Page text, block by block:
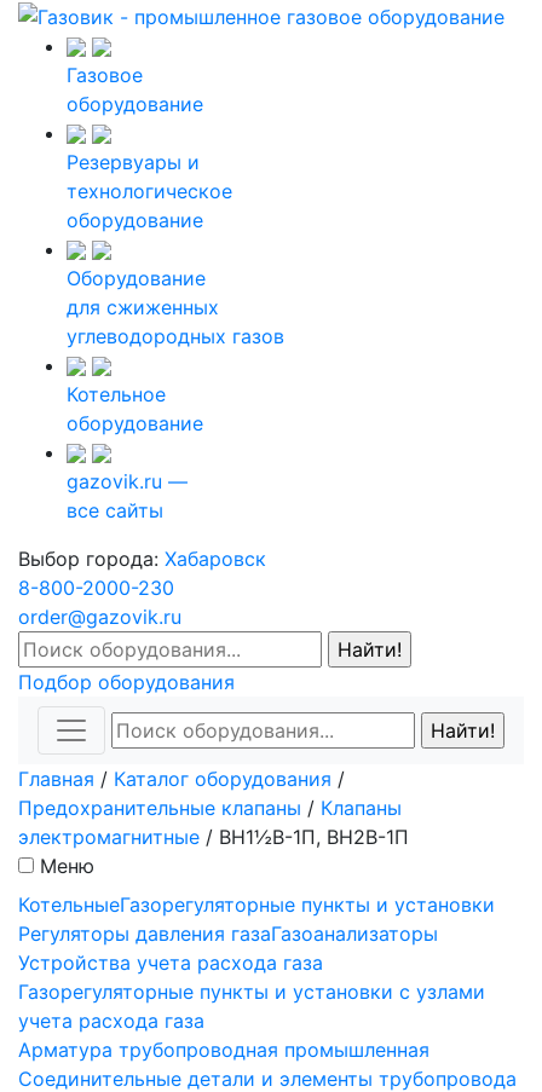
Газовое
оборудование
Резервуары и
технологическое
оборудование
Оборудование
для сжиженных
углеводородных газов
Котельное
оборудование
gazovik.ru —
все сайты
Выбор города: Хабаровск
8-800-2000-230
order@gazovik.ru
Подбор оборудования
Главная / Каталог оборудования /
Предохранительные клапаны / Клапаны
электромагнитные / ВН1½В-1П, ВН2В-1П
Меню
КотельныеГазорегуляторные пункты и установки
Регуляторы давления газаГазоанализаторы
Устройства учета расхода газа
Газорегуляторные пункты и установки с узлами
учета расхода газа
Арматура трубопроводная промышленная
Соединительные детали и элементы трубопровода